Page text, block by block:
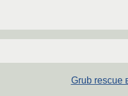
Grub rescue